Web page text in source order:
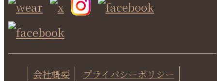
会社概要
プライバシーポリシー